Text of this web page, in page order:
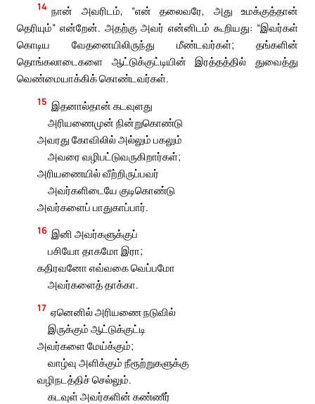
14 நான் அவரிடம், “என் தலைவரே, அது உமக்குத்தான்
தெரியும்” என்றேன். அதற்கு அவர் என்னிடம் கூறியது: “இவர்கள்
கொடிய வேதனையிலிருந்து மீண்டவர்கள்; தங்களின்
தொங்கலாடைகளை ஆட்டுக்குட்டியின் இரத்தத்தில் துவைத்து
வெண்மையாக்கிக் கொண்டவர்கள்.
15 இதனால்தான் கடவுளது
அரியணைமுன் நின்றுகொண்டு
அவரது கோவிலில் அல்லும் பகலும்
அவரை வழிபட்டுவருகிறார்கள்;
அரியணையில் வீற்றிருப்பவர்
அவர்களிடையே குடிகொண்டு
அவர்களைப் பாதுகாப்பார்.
16 இனி அவர்களுக்குப்
பசியோ தாகமோ இரா;
கதிரவனோ எவ்வகை வெப்பமோ
அவர்களைத் தாக்கா.
17 ஏனெனில் அரியணை நடுவில்
இருக்கும் ஆட்டுக்குட்டி
அவர்களை மேய்க்கும்;
வாழ்வு அளிக்கும் நீரூற்றுகளுக்கு
வழிநடத்திச் செல்லும்.
கடவுள் அவர்களின் கண்ணீர்